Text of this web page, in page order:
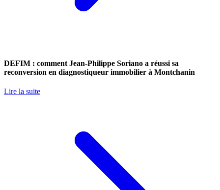
DEFIM : comment Jean-Philippe Soriano a réussi sa
reconversion en diagnostiqueur immobilier à Montchanin
Lire la suite